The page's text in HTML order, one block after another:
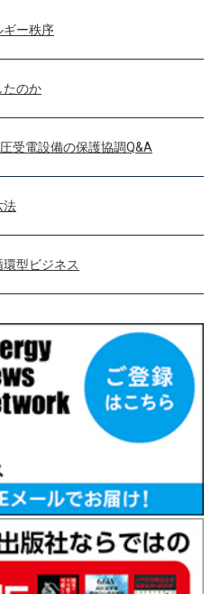
ギー秩序
たのか
受電設備の保護協調Q&A
法
型ビジネス